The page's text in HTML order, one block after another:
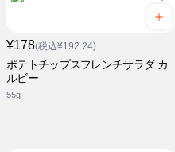
¥178(税込¥192.24)
ポテトチップスフレンチサラダ カ
ルビー
55g